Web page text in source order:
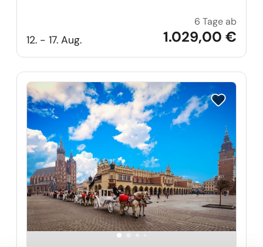
12. - 17. Aug.
Zu
6 Tage ab
1.029,00 €
Reise auf